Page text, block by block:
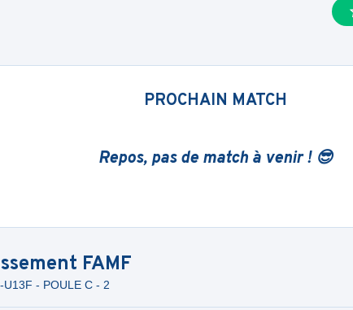
PROCHAIN MATCH
Repos, pas de match à venir ! 😎
FAMF
U13F - POULE C - 2